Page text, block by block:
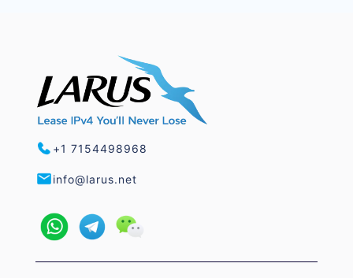
+1 7154498968
info@larus.net